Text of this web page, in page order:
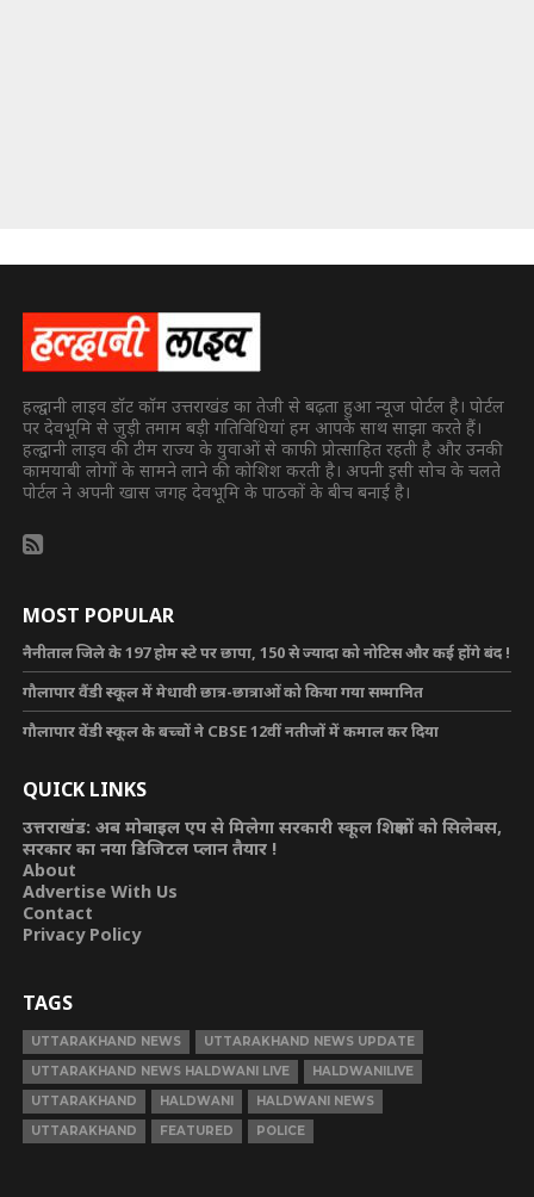
हल्द्वानी लाइव डॉट कॉम उत्तराखंड का तेजी से बढ़ता हुआ न्यूज पोर्टल है। पोर्टल
पर देवभूमि से जुड़ी तमाम बड़ी गतिविधियां हम आपके साथ साझा करते हैं।
हल्द्वानी लाइव की टीम राज्य के युवाओं से काफी प्रोत्साहित रहती है और उनकी
कामयाबी लोगों के सामने लाने की कोशिश करती है। अपनी इसी सोच के चलते
पोर्टल ने अपनी खास जगह देवभूमि के पाठकों के बीच बनाई है।
MOST POPULAR
नैनीताल जिले के 197 होम स्टे पर छापा, 150 से ज्यादा को नोटिस और कई होंगे बंद !
गौलापार वैंडी स्कूल में मेधावी छात्र-छात्राओं को किया गया सम्मानित
गौलापार वेंडी स्कूल के बच्चों ने CBSE 12वीं नतीजों में कमाल कर दिया
QUICK LINKS
उत्तराखंड: अब मोबाइल एप से मिलेगा सरकारी स्कूल शिक्षकों को सिलेबस,
सरकार का नया डिजिटल प्लान तैयार !
About
Advertise With Us
Contact
Privacy Policy
TAGS
UTTARAKHAND NEWS
UTTARAKHAND NEWS UPDATE
UTTARAKHAND NEWS HALDWANI LIVE
HALDWANILIVE
UTTARAKHAND
HALDWANI
HALDWANI NEWS
UTTARAKHAND
FEATURED POLICE